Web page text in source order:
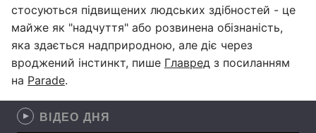
стосуються підвищених людських здібностей - це
майже як "надчуття" або розвинена обізнаність,
яка здається надприродною, але діє через
вроджений інстинкт, пише Главред з посиланням
на Parade.
ВІДЕО ДНЯ